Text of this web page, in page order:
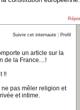
Suivre cet internaute Profil
un article sur la
de la France....!
!!
ne pas mêler religion et
et intime.